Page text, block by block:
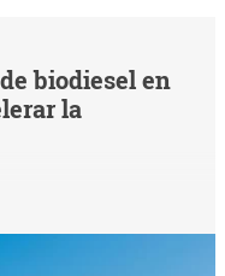
biodiesel en
la